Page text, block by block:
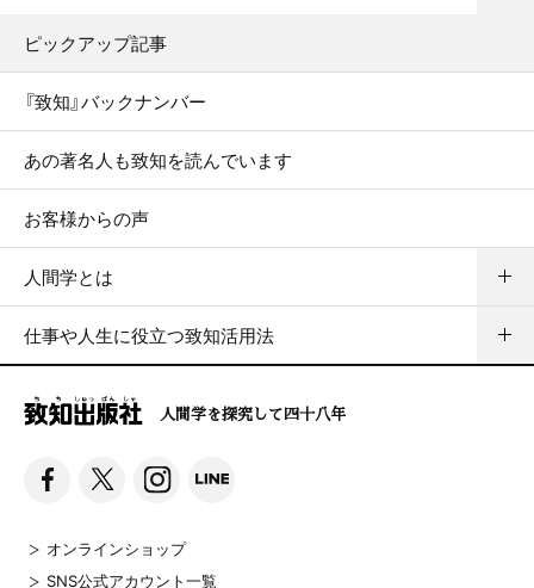
ピックアップ記事
『致知』バックナンバー
あの著名人も致知を読んでいます
お客様からの声
人間学とは
仕事や人生に役立つ致知活用法
人間学を探究して四十八年
オンラインショップ
SNS公式アカウント一覧